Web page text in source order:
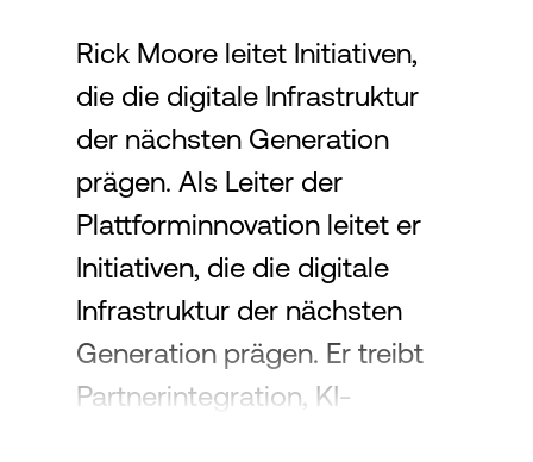
Rick Moore leitet Initiativen,
die die digitale Infrastruktur
der nächsten Generation
prägen. Als Leiter der
Plattforminnovation leitet er
Initiativen, die die digitale
Infrastruktur der nächsten
Generation prägen. Er treibt
Partnerintegration, KI-